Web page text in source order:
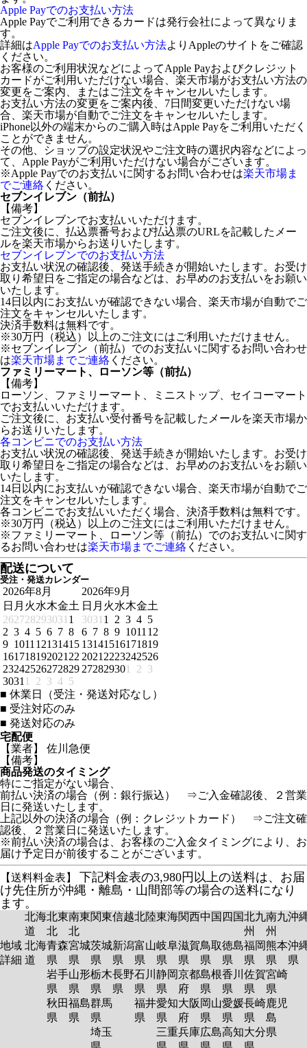
Apple Payでのお支払い方法
Apple Payでご利用できるカードは発行会社によって異なりま
す。
詳細はApple Payでのお支払い方法よりAppleのサイトをご確認
ください。
お客様のご利用状況などによってApple Payおよびクレジット
カードがご利用いただけない場合、楽天市場がお支払い方法の
変更をご案内、またはご注文をキャンセルいたします。
お支払い方法の変更をご案内後、7日間変更いただけない場
合、楽天市場が自動でご注文をキャンセルいたします。
iPhone以外の端末からのご購入時はApple Payをご利用いただく
ことができません。
その他、ショップの設定状況やご注文時の選択内容などによっ
て、Apple Payがご利用いただけない場合がございます。
※Apple Payでのお支払いに関するお問い合わせは楽天市場ま
でご連絡 ください。
セブンイレブン（前払）
【備考】
セブンイレブンでお支払いいただけます。
ご注文後に、払込票番号および払込票のURLを記載したメー
ルを楽天市場からお送りいたします。
セブンイレブンでのお支払い方法
お支払い状況の確認後、発送手続きが開始いたします。お受け
取り希望日をご指定の場合などは、お早めのお支払いをお願い
いたします。
14日以内にお支払いが確認できない場合、楽天市場が自動でご
注文をキャンセルいたします。
決済手数料は無料です。
※30万円（税込）以上のご注文にはご利用いただけません。
※セブンイレブン（前払）でのお支払いに関するお問い合わせ
は楽天市場までご連絡 ください。
ファミリーマート、ローソン等（前払）
【備考】
ローソン、ファミリーマート、ミニストップ、セイコーマート
でお支払いいただけます。
ご注文後に、お支払い受付番号を記載したメールを楽天市場か
らお送りいたします。
各コンビニでのお支払い方法
お支払い状況の確認後、発送手続きが開始いたします。お受け
取り希望日をご指定の場合などは、お早めのお支払いをお願い
いたします。
14日以内にお支払いが確認できない場合、楽天市場が自動でご
注文をキャンセルいたします。
各コンビニでお支払いいただく場合、決済手数料は無料です。
※30万円（税込）以上のご注文にはご利用いただけません。
※ファミリーマート、ローソン等（前払）でのお支払いに関す
るお問い合わせは楽天市場までご連絡 ください。
配送について
受注・発送カレンダー
2026年8月
日 月 火水木金土
262728293031 1
2 3 4 5 6 7 8
9 1011 12131415
161718192021 22
23242526272829
3031 1 2 3 4 5
2026年9月
日 月 火水木金土
3031 1 2 3 4 5
6 7 8 9 1011 12
13141516171819
2021 2223242526
272829301 2 3
■ 休業日（受注・発送対応なし）
■ 受注対応のみ
■ 発送対応のみ
宅配便
【業者】 佐川急便
【備考】
商品発送のタイミング
特にご指定がない場合、
前払い決済の場合（例：銀行振込） ⇒ご入金確認後、２営業
日に発送いたします。
上記以外の決済の場合（例：クレジットカード） ⇒ご注文確
認後、２営業日に発送いたします。
※前払い決済の場合は、お客様のご入金タイミングにより、お
届け予定日が前後することがございます。
【送料料金表】
下記料金表の3,980円以上の送料は、お届
け先住所が沖縄・離島・山間部等の場合の送料になり
ます。
北海
道
北東
北
南東
北
関東信越北陸東海関西中国 四国北九
州
南九
州
沖
地域
詳細
北海
道
青森
県
岩手
県
秋田
県
宮城
県
山形
県
福島
県
茨城
県
栃木
県
群馬
県
埼玉
新潟
県
長野
県
富山
県
石川
県
福井
県
岐阜
県
静岡
県
愛知
県
三重
滋賀
県
京都
府
大阪
府
兵庫
鳥取
県
島根
県
岡山
県
広島
徳島
県
香川
県
愛媛
県
高知
福岡
県
佐賀
県
長崎
県
大分
熊本
県
宮崎
県
鹿児
島
県
沖